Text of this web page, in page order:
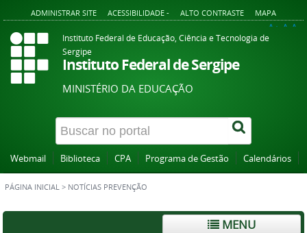
ADMINISTRAR SITE ACESSIBILIDADE - ALTO CONTRASTE MAPA
A+ A A-
Instituto Federal de Educação, Ciência e Tecnologia de
Sergipe
Instituto Federal de Sergipe
MINISTÉRIO DA EDUCAÇÃO
Webmail Biblioteca CPA Programa de Gestão Calendários
PÁGINA INICIAL > NOTÍCIAS PREVENÇÃO
MENU